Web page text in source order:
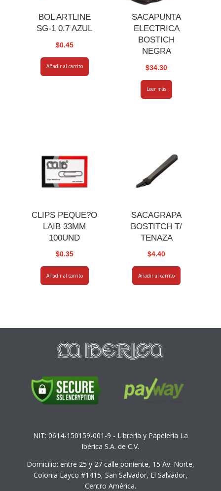
BOL ARTLINE
SG-1 0.7 AZUL
$0.45
Añadir al carrito
SACAPUNTA
ELECTRICA
BOSTICH
NEGRA
$34.30
Leer más
CLIPS PEQUE?O
LAIB 33MM
100UND
$0.35
Añadir al carrito
SACAGRAPA
BOSTITCH T/
TENAZA
$4.40
Añadir al carrito
NIT: 0614-150159-001-9 - Librería y Papelería La
Ibérica S.A. de C.V.
Domicilio: entre 25 y 27 calle poniente, 15 Av. Norte,
Colonia Layco #1415, San Salvador, El Salvador,
Centro América.